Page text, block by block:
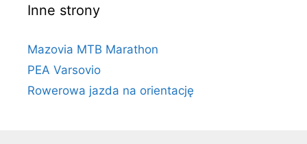
Inne strony
Mazovia MTB Marathon
PEA Varsovio
Rowerowa jazda na orientację